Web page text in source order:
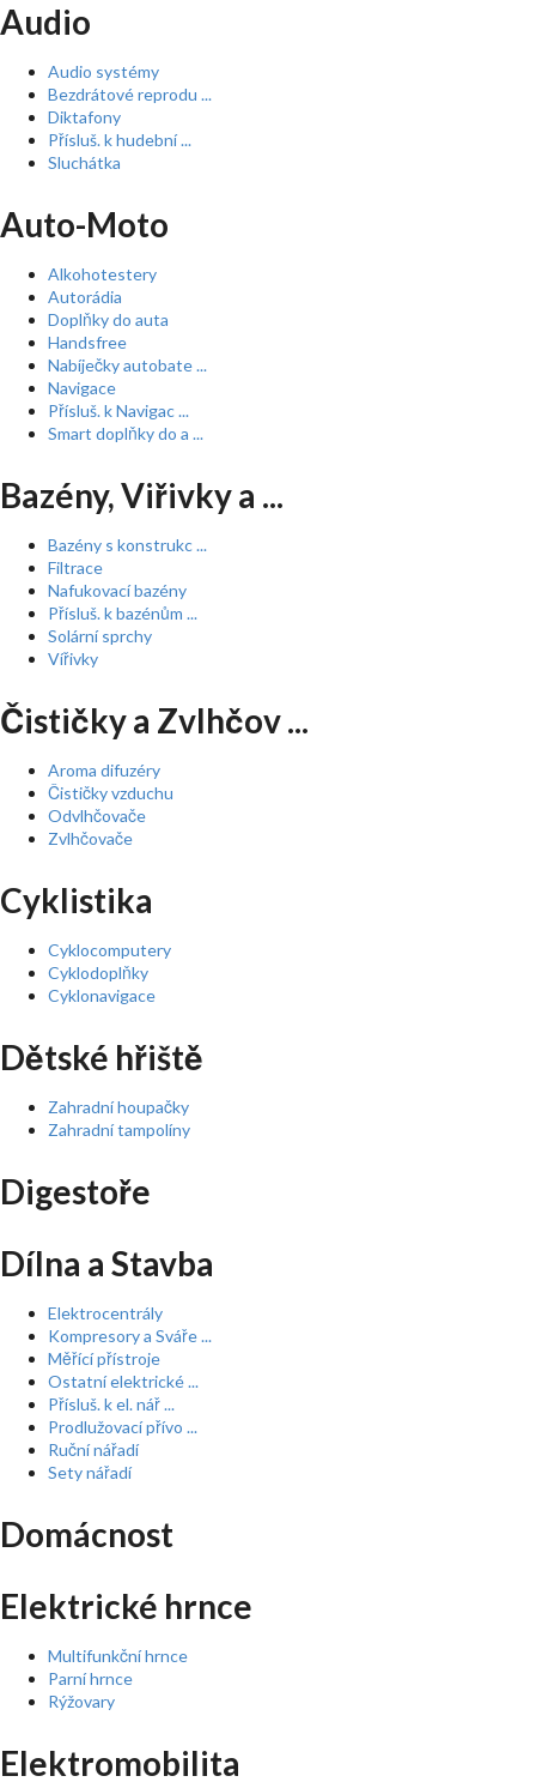
Audio
Audio systémy
Bezdrátové reprodu ...
Diktafony
Přísluš. k hudební ...
Sluchátka
Auto-Moto
Alkohotestery
Autorádia
Doplňky do auta
Handsfree
Nabíječky autobate ...
Navigace
Přísluš. k Navigac ...
Smart doplňky do a ...
Bazény, Viřivky a ...
Bazény s konstrukc ...
Filtrace
Nafukovací bazény
Přísluš. k bazénům ...
Solární sprchy
Vířivky
Čističky a Zvlhčov ...
Aroma difuzéry
Čističky vzduchu
Odvlhčovače
Zvlhčovače
Cyklistika
Cyklocomputery
Cyklodoplňky
Cyklonavigace
Dětské hřiště
Zahradní houpačky
Zahradní tampolíny
Digestoře
Dílna a Stavba
Elektrocentrály
Kompresory a Sváře ...
Měřící přístroje
Ostatní elektrické ...
Přísluš. k el. nář ...
Prodlužovací přívo ...
Ruční nářadí
Sety nářadí
Domácnost
Elektrické hrnce
Multifunkční hrnce
Parní hrnce
Rýžovary
Elektromobilita